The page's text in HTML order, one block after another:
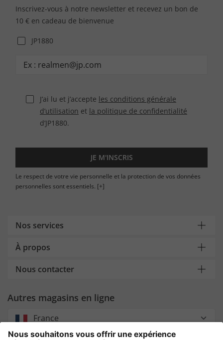
Inscrivez-vous à notre newsletter et recevez un bon de
10 € en cadeau de bienvenue
JP1880
J’ai lu et j’accepte les conditions générale
d’utilisation et la politique de confidentialité
d’JP1880.
JE M'INSCRIS
Le respect de votre vie personnelle et la protection de vos données
personnelles sont essentiels. [+]
Nos services
À propos
Nous contacter
Autres magasins en ligne
France